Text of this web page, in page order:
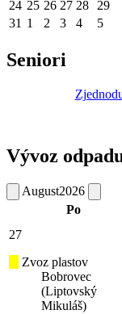
24 25 26 27 28 29
31 1 2 3 4 5
Seniori
Vývoz
August2026
Po
27
Zvoz plastov
Bobrovec
(Liptovský
Mikuláš)